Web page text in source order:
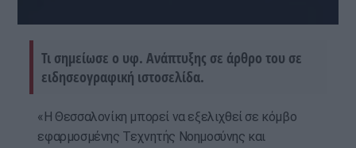
Τι σημείωσε ο υφ. Ανάπτυξης σε άρθρο του σε
ειδησεογραφική ιστοσελίδα.
«Η Θεσσαλονίκη μπορεί να εξελιχθεί σε κόμβο
εφαρμοσμένης Τεχνητής Νοημοσύνης και